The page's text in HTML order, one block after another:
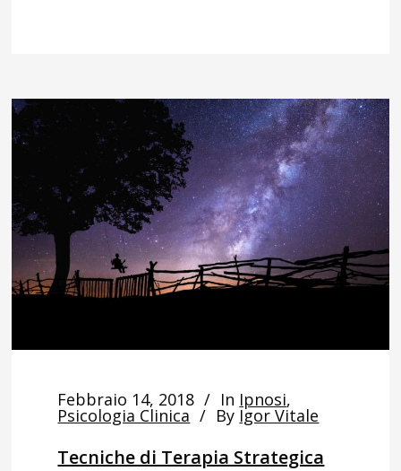
Febbraio 14, 2018 In Ipnosi,
Psicologia Clinica By Igor Vitale
Tecniche di Terapia Strategica